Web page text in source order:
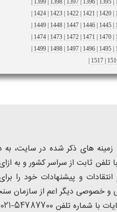
|
1395
|
1396
|
1397
|
1398
|
1399
|
1420
1421
|
1422
|
1423
|
1424
|
1445
|
1446
|
1447
|
1448
|
1449
|
1470
1471
|
1472
|
1473
|
1474
|
1495
|
1496
|
1497
|
1498
|
1499
|
1517
های ذکر شده در سایت، به
و انتقادات و پیشنهادات خود
و خصوصی دیگر اعم از سازمان
021 تماس حاصل فرمایید.